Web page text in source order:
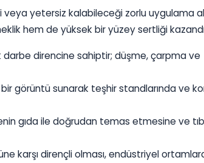
veya yetersiz kalabileceği zorlu uygulama
hem de yüksek bir yüzey sertliği
direncine sahiptir; düşme, çarpma ve
bir görüntü sunarak teşhir standlarında ve
gıda ile doğrudan temas etmesine ve
karşı dirençli olması, endüstriyel